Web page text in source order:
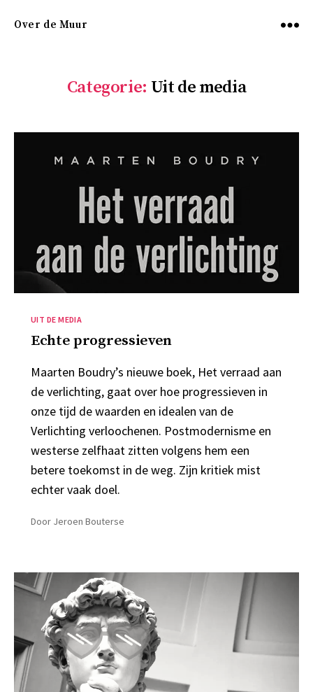
Over de Muur
Categorie: Uit de media
Categorieën
UIT DE MEDIA
Echte progressieven
Maarten Boudry’s nieuwe boek, Het verraad aan
de verlichting, gaat over hoe progressieven in
onze tijd de waarden en idealen van de
Verlichting verloochenen. Postmodernisme en
westerse zelfhaat zitten volgens hem een
betere toekomst in de weg. Zijn kritiek mist
echter vaak doel.
Door Jeroen Bouterse